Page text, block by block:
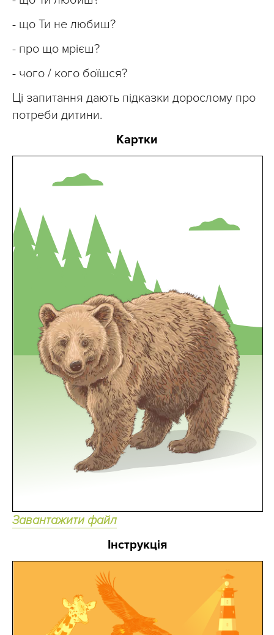
- що Ти не любиш?
- про що мрієш?
- чого / кого боїшся?
Ці запитання дають підказки дорослому про
потреби дитини.
Картки
Завантажити файл
Інструкція